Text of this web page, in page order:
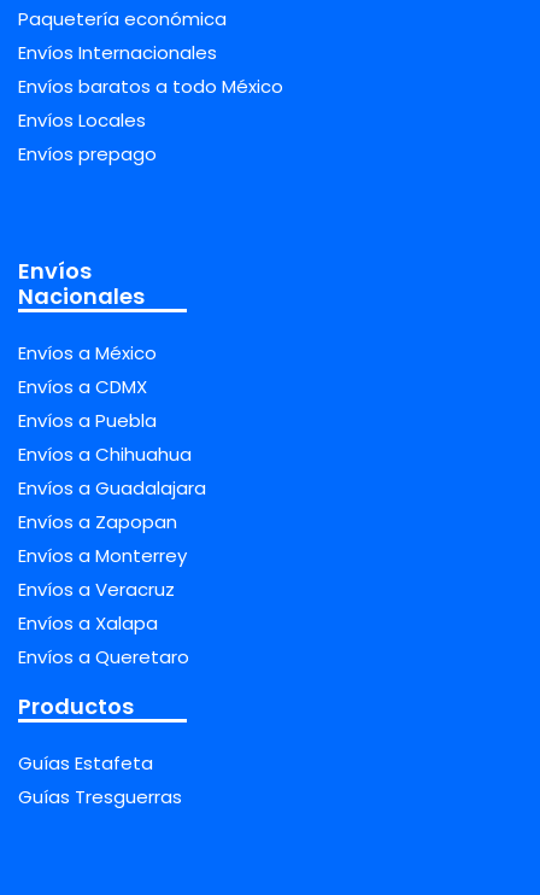
Paquetería económica
Envíos Internacionales
Envíos baratos a todo México
Envíos Locales
Envíos prepago
Envíos
Nacionales
Envíos a México
Envíos a CDMX
Envíos a Puebla
Envíos a Chihuahua
Envíos a Guadalajara
Envíos a Zapopan
Envíos a Monterrey
Envíos a Veracruz
Envíos a Xalapa
Envíos a Queretaro
Productos
Guías Estafeta
Guías Tresguerras